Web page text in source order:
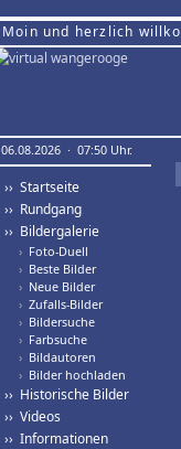
Moin und herzlich
06.08.2026 · 07:50 Uhr.
›› Startseite
›› Rundgang
›› Bildergalerie
› Foto-Duell
› Beste Bilder
› Neue Bilder
› Zufalls-Bilder
› Bildersuche
› Farbsuche
› Bildautoren
› Bilder hochladen
›› Historische Bilder
›› Videos
›› Informationen